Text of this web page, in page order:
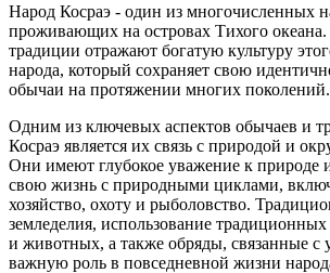
Народ Косраэ - один из многочисленных
проживающих на островах Тихого
традиции отражают богатую культуру
народа, который сохраняет свою
обычаи на протяжении многих поколений.
Одним из ключевых аспектов обычаев и
Косраэ является их связь с природой и
Они имеют глубокое уважение к природе
свою жизнь с природными циклами,
хозяйство, охоту и рыболовство.
земледелия, использование
и животных, а также обряды, связанные с
важную роль в повседневной жизни